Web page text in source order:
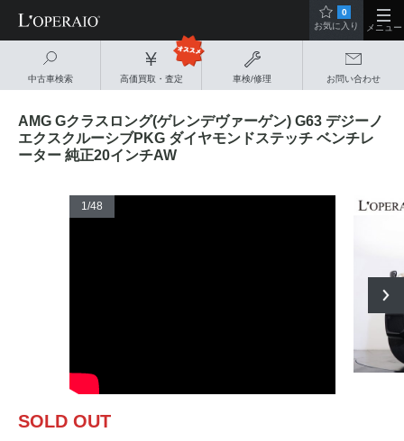
中古車検索 高価買取・査定 車検/修理 お問い合わせ
0
お気に入り
メニュー
AMG Gクラスロング(ゲレンデヴァーゲン) G63 デジーノ
エクスクルーシブPKG ダイヤモンドステッチ ベンチレ
ーター 純正20インチAW
1/48
SOLD OUT